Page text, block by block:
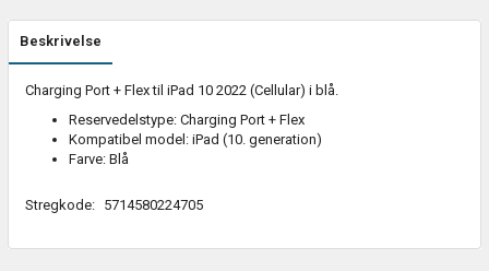
Beskrivelse
Charging Port + Flex til iPad 10 2022 (Cellular) i blå.
Reservedelstype: Charging Port + Flex
Kompatibel model: iPad (10. generation)
Farve: Blå
Stregkode: 5714580224705